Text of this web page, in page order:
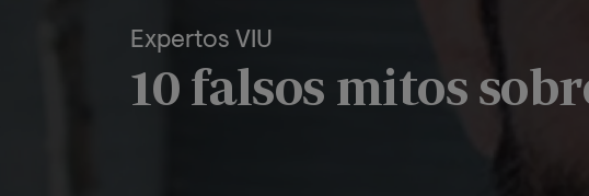
Expertos VIU
10 falsos mitos